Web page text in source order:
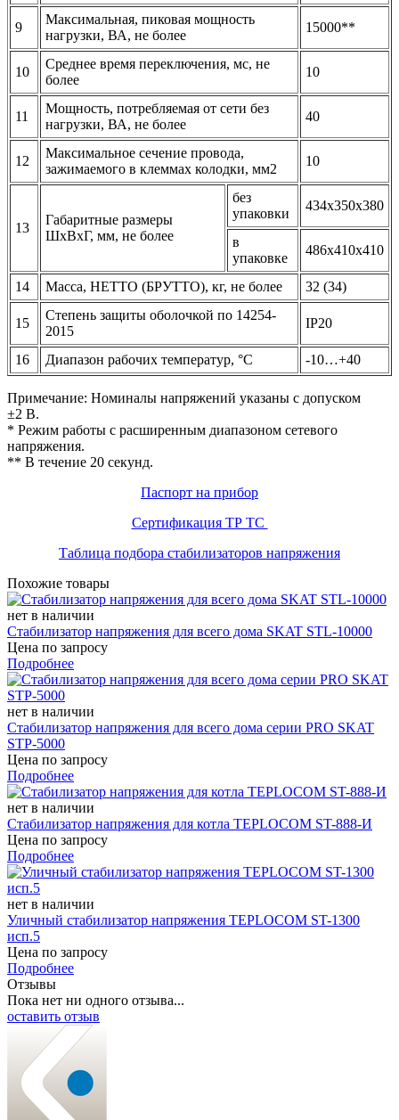
9
Максимальная, пиковая мощность
нагрузки, ВА, не более
15000**
10
Среднее время переключения, мс, не
более
10
11
Мощность, потребляемая от сети без
нагрузки, ВА, не более
40
12
Максимальное сечение провода,
зажимаемого в клеммах колодки, мм2
10
13
Габаритные размеры
ШхВхГ, мм, не более
без
упаковки
434х350х380
в
упаковке
486х410х410
14 Масса, НЕТТО (БРУТТО), кг, не более 32 (34)
15
Степень защиты оболочкой по 14254-
2015
IP20
16 Диапазон рабочих температур, °С -10…+40
Примечание: Номиналы напряжений указаны с допуском
±2 В.
* Режим работы с расширенным диапазоном сетевого
напряжения.
** В течение 20 секунд.
Паспорт на прибор
Сертификация ТР ТС
Таблица подбора стабилизаторов напряжения
Похожие товары
нет в наличии
Стабилизатор напряжения для всего дома SKAT STL-10000
Цена по запросу
Подробнее
нет в наличии
Стабилизатор напряжения для всего дома серии PRO SKAT
STP-5000
Цена по запросу
Подробнее
нет в наличии
Стабилизатор напряжения для котла TEPLOCOM ST-888-И
Цена по запросу
Подробнее
нет в наличии
Уличный стабилизатор напряжения TEPLOCOM ST-1300
исп.5
Цена по запросу
Подробнее
Отзывы
Пока нет ни одного отзыва...
оставить отзыв